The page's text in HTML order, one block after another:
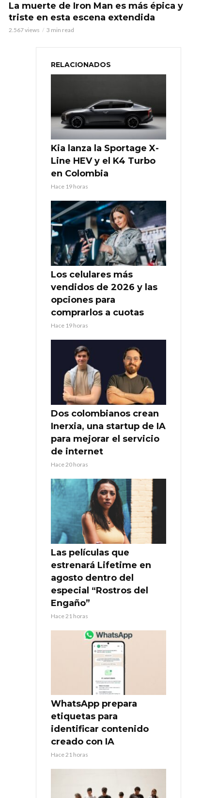
La muerte de Iron Man es más épica y
triste en esta escena extendida
2.567 views 3 min read
RELACIONADOS
Kia lanza la Sportage X-
Line HEV y el K4 Turbo
en Colombia
Hace 19 horas
Los celulares más
vendidos de 2026 y las
opciones para
comprarlos a cuotas
Hace 19 horas
Dos colombianos crean
Inerxia, una startup de IA
para mejorar el servicio
de internet
Hace 20 horas
Las películas que
estrenará Lifetime en
agosto dentro del
especial “Rostros del
Engaño”
Hace 21 horas
WhatsApp prepara
etiquetas para
identificar contenido
creado con IA
Hace 21 horas